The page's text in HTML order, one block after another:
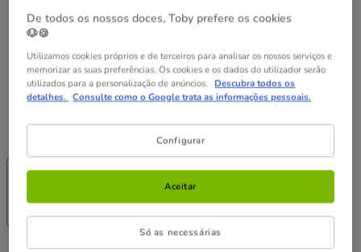
Formato:7kg
-25% na 2ª
un.
16.49€
(8.25€ / kg)
-25% na 2ª
un.
38.99€
(5.57€ / kg)
De todos os nossos doces, Toby prefere os cookies
🐶🍪
Utilizamos cookies próprios e de terceiros para analisar os nossos serviços e
memorizar as suas preferências. Os cookies e os dados do utilizador serão
utilizados para a personalização de anúncios. Descubra todos os
detalhes. Consulte como o Google trata as informações pessoais.
Configurar
Só as necessárias
Aceitar